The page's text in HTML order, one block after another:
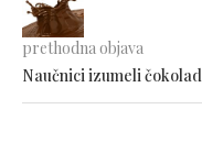
prethodna objava
Naučnici izumeli